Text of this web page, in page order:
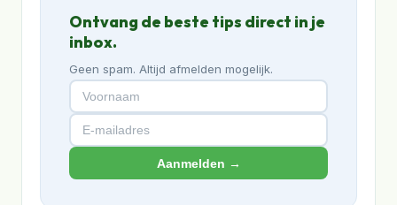
Ontvang de beste tips direct in je
inbox.
Geen spam. Altijd afmelden mogelijk.
Aanmelden →